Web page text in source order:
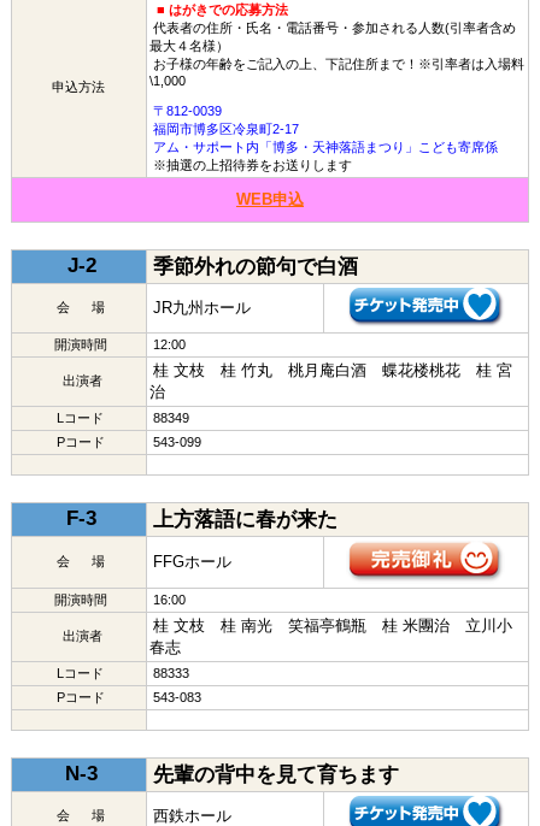
申込方法
■ はがきでの応募方法
代表者の住所・氏名・電話番号・参加される人数(引率者含め
最大４名様）
お子様の年齢をご記入の上、下記住所まで！※引率者は入場料
\1,000
〒812-0039
福岡市博多区冷泉町2-17
アム・サポート内「博多・天神落語まつり」こども寄席係
※抽選の上招待券をお送りします
WEB申込
J-2 季節外れの節句で白酒
会 場 JR九州ホール
開演時間 12:00
出演者
桂 文枝 桂 竹丸 桃月庵白酒 蝶花楼桃花 桂 宮
治
Lコード
88349
Pコード
543-099
F-3 上方落語に春が来た
会 場 FFGホール
開演時間 16:00
出演者
桂 文枝 桂 南光 笑福亭鶴瓶 桂 米團治 立川小
春志
Lコード
88333
Pコード
543-083
N-3 先輩の背中を見て育ちます
会 場 西鉄ホール